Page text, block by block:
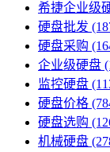
希捷企业级
硬盘批发
硬盘采购
企业级硬盘
监控硬盘
硬盘价格
硬盘选购
机械硬盘